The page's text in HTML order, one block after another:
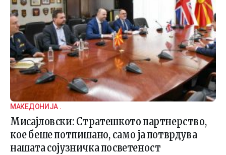
МАКЕДОНИЈА .
Мисајловски: Стратешкото партнерство,
кое беше потпишано, само ја потврдува
нашата сојузничка посветеност